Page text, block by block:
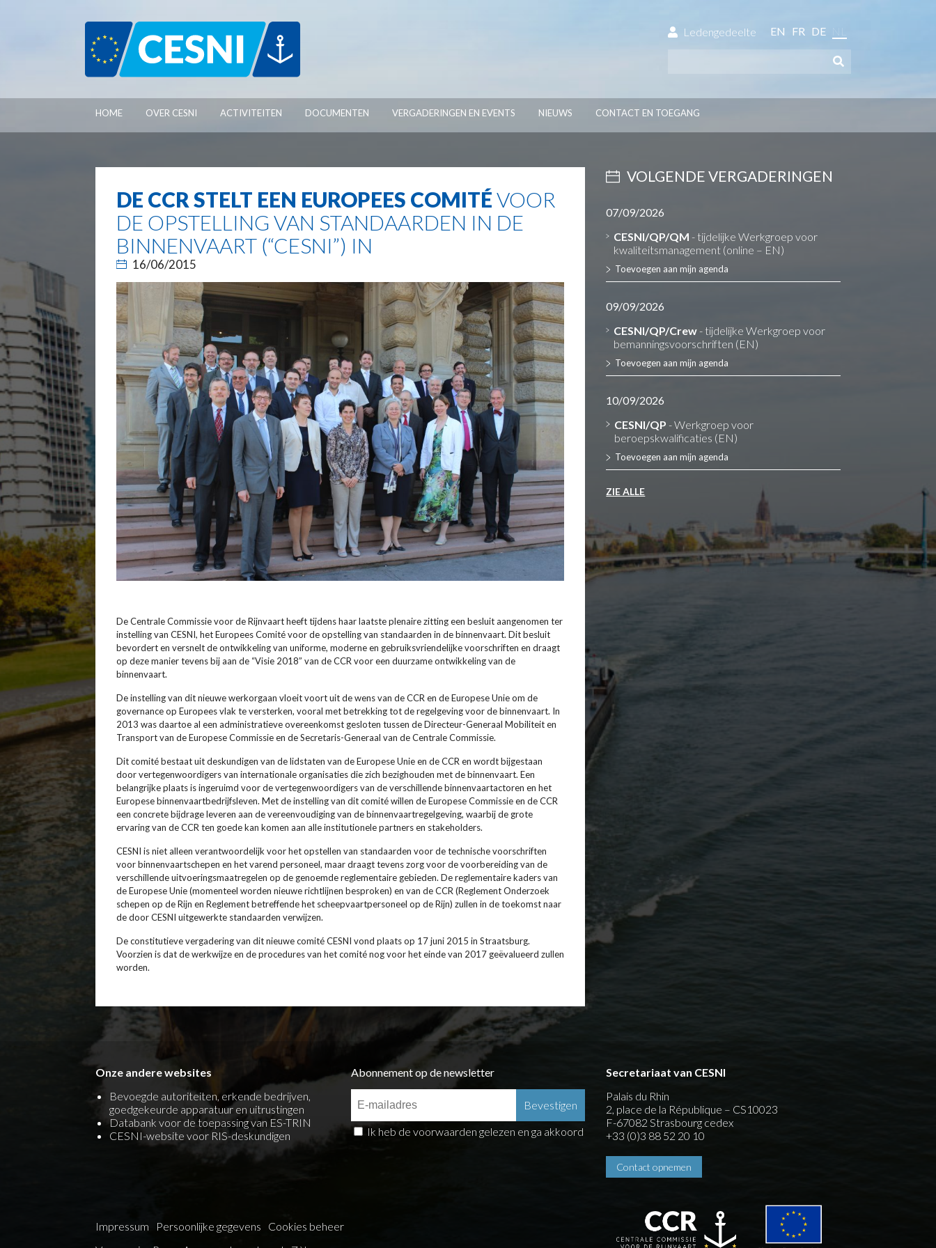
Ledengedeelte EN FR DE
HOME OVER CESNI ACTIVITEITEN DOCUMENTEN VERGADERINGEN EN EVENTS NIEUWS CONTACT EN TOEGANG
DE CCR STELT EEN EUROPEES COMITÉVOOR
DE OPSTELLING VAN STANDAARDEN IN DE
BINNENVAART (“CESNI”) IN
16/06/2015
De Centrale Commissie voor de Rijnvaart heeft tijdens haar laatste plenaire zitting een besluit aangenomen ter
instelling van CESNI, het Europees Comité voor de opstelling van standaarden in de binnenvaart. Dit besluit
bevordert en versnelt de ontwikkeling van uniforme, moderne en gebruiksvriendelijke voorschriften en draagt
op deze manier tevens bij aan de “Visie 2018” van de CCR voor een duurzame ontwikkeling van de
binnenvaart.
De instelling van dit nieuwe werkorgaan vloeit voort uit de wens van de CCR en de Europese Unie om de
governance op Europees vlak te versterken, vooral met betrekking tot de regelgeving voor de binnenvaart. In
2013 was daartoe al een administratieve overeenkomst gesloten tussen de Directeur-Generaal Mobiliteit en
Transport van de Europese Commissie en de Secretaris-Generaal van de Centrale Commissie.
Dit comité bestaat uit deskundigen van de lidstaten van de Europese Unie en de CCR en wordt bijgestaan
door vertegenwoordigers van internationale organisaties die zich bezighouden met de binnenvaart. Een
belangrijke plaats is ingeruimd voor de vertegenwoordigers van de verschillende binnenvaartactoren en het
Europese binnenvaartbedrijfsleven. Met de instelling van dit comité willen de Europese Commissie en de CCR
een concrete bijdrage leveren aan de vereenvoudiging van de binnenvaartregelgeving, waarbij de grote
ervaring van de CCR ten goede kan komen aan alle institutionele partners en stakeholders.
CESNI is niet alleen verantwoordelijk voor het opstellen van standaarden voor de technische voorschriften
voor binnenvaartschepen en het varend personeel, maar draagt tevens zorg voor de voorbereiding van de
verschillende uitvoeringsmaatregelen op de genoemde reglementaire gebieden. De reglementaire kaders van
de Europese Unie (momenteel worden nieuwe richtlijnen besproken) en van de CCR (Reglement Onderzoek
schepen op de Rijn en Reglement betreffende het scheepvaartpersoneel op de Rijn) zullen in de toekomst naar
de door CESNI uitgewerkte standaarden verwijzen.
De constitutieve vergadering van dit nieuwe comité CESNI vond plaats op 17 juni 2015 in Straatsburg.
Voorzien is dat de werkwijze en de procedures van het comité nog voor het einde van 2017 geëvalueerd zullen
worden.
VOLGENDE VERGADERINGEN
07/09/2026
CESNI/QP/QM - tijdelijke Werkgroep voor
kwaliteitsmanagement (online – EN)
Toevoegen aan mijn agenda
09/09/2026
CESNI/QP/Crew- tijdelijke Werkgroep voor
bemanningsvoorschriften (EN)
Toevoegen aan mijn agenda
10/09/2026
CESNI/QP - Werkgroep voor
beroepskwalificaties (EN)
Toevoegen aan mijn agenda
ZIE ALLE
Onze andere websites
Bevoegde autoriteiten, erkende bedrijven,
goedgekeurde apparatuur en uitrustingen
Databank voor de toepassing van ES-TRIN
CESNI-website voor RIS-deskundigen
Abonnement op de newsletter
Ik heb de voorwaarden gelezen en ga akkoord
Secretariaat van CESNI
Palais du Rhin
2, place de la République – CS10023
F-67082 Strasbourg cedex
+33 (0)3 88 52 20 10
Contact opnemen
Impressum Persoonlijke gegevens
Cookies beheer